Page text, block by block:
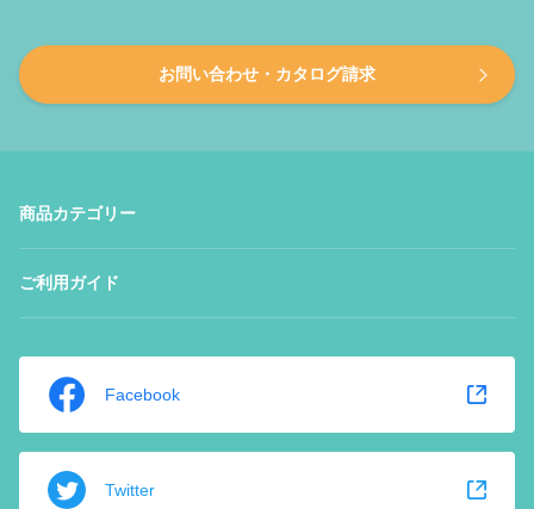
お問い合わせ・カタログ請求
商品カテゴリー
ご利用ガイド
Facebook
Twitter